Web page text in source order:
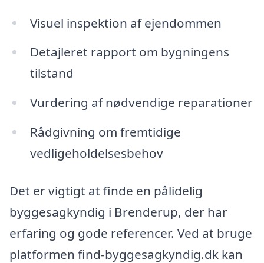
Visuel inspektion af ejendommen
Detajleret rapport om bygningens
tilstand
Vurdering af nødvendige reparationer
Rådgivning om fremtidige
vedligeholdelsesbehov
Det er vigtigt at finde en pålidelig
byggesagkyndig i Brenderup, der har
erfaring og gode referencer. Ved at bruge
platformen find-byggesagkyndig.dk kan